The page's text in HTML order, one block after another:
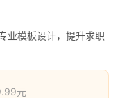
业模板设计，提升求职
元